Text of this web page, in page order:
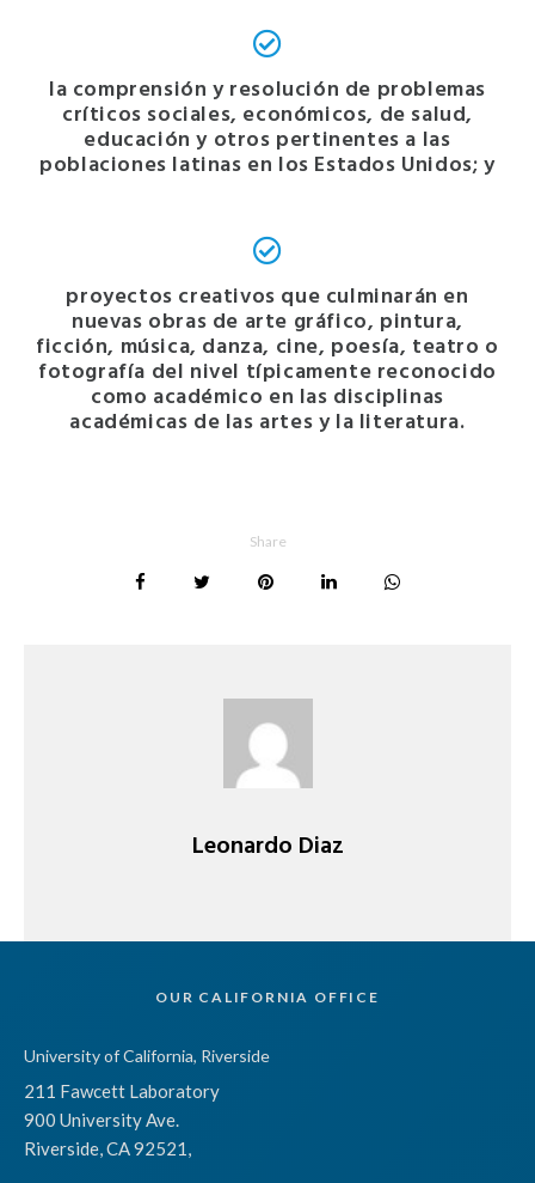
la comprensión y resolución de problemas
críticos sociales, económicos, de salud,
educación y otros pertinentes a las
poblaciones latinas en los Estados Unidos; y
proyectos creativos que culminarán en
nuevas obras de arte gráfico, pintura,
ficción, música, danza, cine, poesía, teatro o
fotografía del nivel típicamente reconocido
como académico en las disciplinas
académicas de las artes y la literatura.
Share
Leonardo Diaz
OUR CALIFORNIA OFFICE
University of California, Riverside
211 Fawcett Laboratory
900 University Ave.
Riverside, CA 92521,